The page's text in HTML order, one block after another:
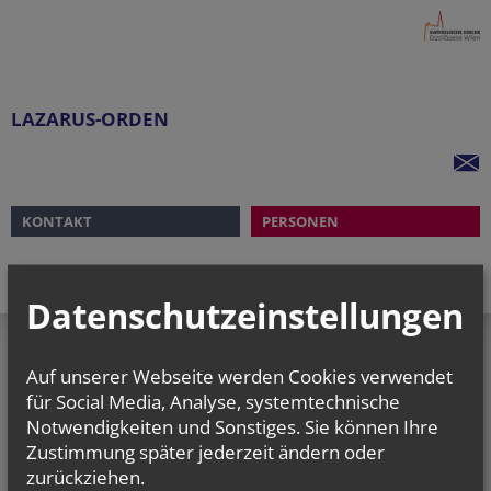
LAZARUS-ORDEN
KONTAKT PERSONEN
Lazarus-Orden
Mahlerstraße 3/4/15
1010 Wien
T+43 (664) 252 05 89
Datenschutzeinstellungen
Auf unserer Webseite werden Cookies verwendet
für Social Media, Analyse, systemtechnische
Notwendigkeiten und Sonstiges. Sie können Ihre
Zustimmung später jederzeit ändern oder
zurückziehen.